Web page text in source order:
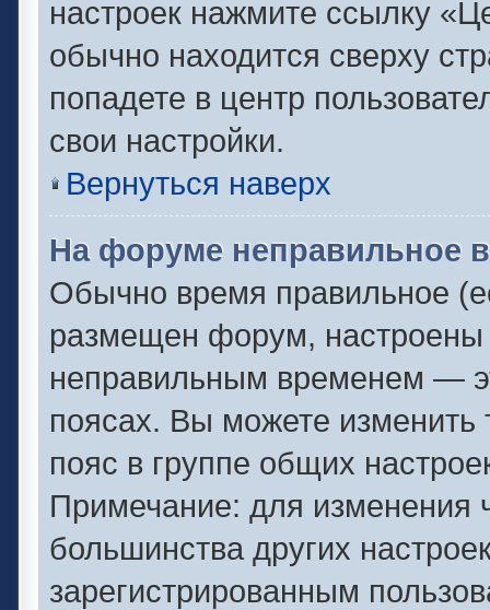
настроек нажмите ссылку
обычно находится сверху
попадете в центр
свои настройки.
Вернуться наверх
На форуме неправильное
Обычно время правильное
размещен форум, настроены
неправильным временем —
поясах. Вы можете изменить
пояс в группе общих
Примечание: для изменения
большинства других
зарегистрированным